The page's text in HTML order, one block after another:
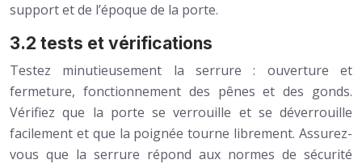
support et de l’époque de la porte.
3.2 tests et vérifications
Testez minutieusement la serrure : ouverture et
fermeture, fonctionnement des pênes et des gonds.
Vérifiez que la porte se verrouille et se déverrouille
facilement et que la poignée tourne librement. Assurez-
vous que la serrure répond aux normes de sécurité